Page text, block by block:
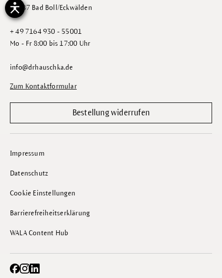
73087 Bad Boll/Eckwälden
+ 49 7164 930 - 55001
Mo - Fr 8:00 bis 17:00 Uhr
info@drhauschka.de
Zum Kontaktformular
Bestellung widerrufen
Impressum
Datenschutz
Cookie Einstellungen
Barrierefreiheitserklärung
WALA Content Hub